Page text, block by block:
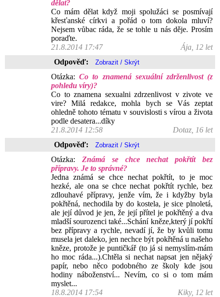
dělat?
Co mám dělat když moji spolužáci se posmívají
křesťanské církvi a pořád o tom dokola mluví?
Nejsem vůbac ráda, že se tohle u nás děje. Prosím
poraďte.
21.8.2014 17:47
Ája, 12 let
Odpověď:
Otázka:Co to znamená sexuální zdrženlivost (z
pohledu víry)?
Co to znamena sexualni zdrzenlivost v zivote ve
vire? Milá redakce, mohla bych se Vás zeptat
ohledně tohoto tématu v souvislosti s vírou a života
podle desatera...díky
21.8.2014 12:58
Dotaz, 16 let
Odpověď:
Otázka: Známá se chce nechat pokřtít bez
přípravy. Je to správné?
Jedna známá se chce nechat pokřtít, to je moc
hezké, ale ona se chce nechat pokřtít rychle, bez
zdlouhavé přípravy, jenže vím, že i kdyžby byla
pokřtěná, nechodila by do kostela, je sice plnoletá,
ale její důvod je jen, že její přítel je pokřtěný a dva
mladší sourozenci také...Schání kněze,který jí pokřtí
bez přípravy a rychle, nevadí jí, že by kvůli tomu
musela jet daleko, jen nechce být pokřtěná u našeho
kněze, protože je puntičkář (to já si nemyslím-mám
ho moc ráda...).Chtěla si nechat napsat jen nějaký
papír, nebo něco podobného ze školy kde jsou
hodiny náboženství... Nevím, co si o tom mám
myslet...
18.8.2014 17:54
Kiky, 12 let